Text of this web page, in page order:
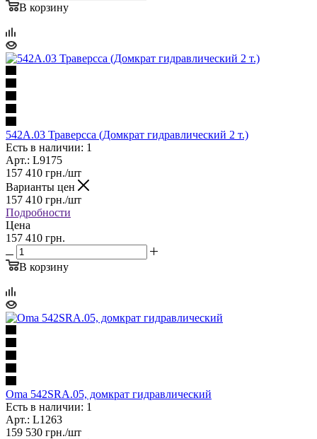
В корзину
542A.03 Траверсса (Домкрат гидравлический 2 т.)
Есть в наличии: 1
Арт.: L9175
157 410 грн./шт
Варианты цен
157 410 грн./шт
Подробности
Цена
157 410 грн.
В корзину
Oma 542SRA.05, домкрат гидравлический
Есть в наличии: 1
Арт.: L1263
159 530 грн./шт